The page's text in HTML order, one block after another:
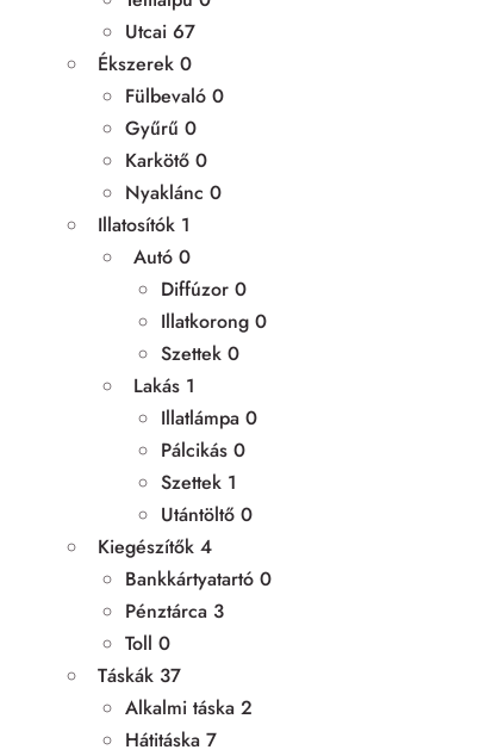
Utcai 67
Ékszerek 0
Fülbevaló 0
Gyűrű 0
Karkötő 0
Nyaklánc 0
Illatosítók 1
Autó 0
Diffúzor 0
Illatkorong 0
Szettek 0
Lakás 1
Illatlámpa 0
Pálcikás 0
Szettek 1
Utántöltő 0
Kiegészítők 4
Bankkártyatartó 0
Pénztárca 3
Toll 0
Táskák 37
Alkalmi táska 2
Hátitáska 7